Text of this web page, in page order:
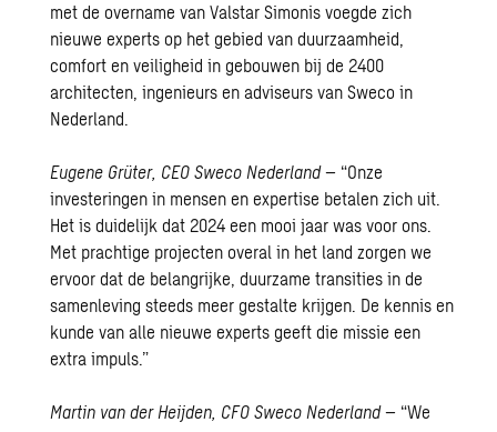
met de overname van Valstar Simonis voegde zich
nieuwe experts op het gebied van duurzaamheid,
comfort en veiligheid in gebouwen bij de 2400
architecten, ingenieurs en adviseurs van Sweco in
Nederland.
Eugene Grüter, CEO Sweco Nederland– “Onze
investeringen in mensen en expertise betalen zich uit.
Het is duidelijk dat 2024 een mooi jaar was voor ons.
Met prachtige projecten overal in het land zorgen we
ervoor dat de belangrijke, duurzame transities in de
samenleving steeds meer gestalte krijgen. De kennis en
kunde van alle nieuwe experts geeft die missie een
extra impuls.”
Martin van der Heijden, CFO Sweco Nederland– “We